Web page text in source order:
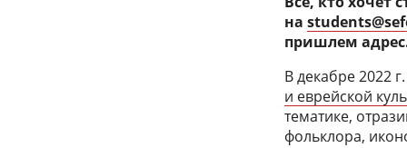
на
пришлем
В декабре 2022
и еврейской
тематике,
фольклора,